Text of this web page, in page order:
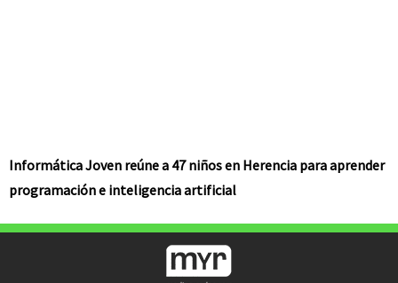
Informática Joven reúne a 47 niños en Herencia para aprender
programación e inteligencia artificial